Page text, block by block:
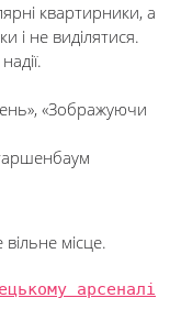
квартирники, а
і не виділятися.
«Зображуючи
місце.
арсеналі